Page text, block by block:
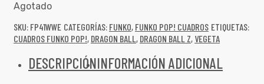
Agotado
SKU: FP41WWE CATEGORÍAS: FUNKO, FUNKO POP! CUADROS ETIQUETAS:
CUADROS FUNKO POP!, DRAGON BALL, DRAGON BALL Z, VEGETA
DESCRIPCIÓNINFORMACIÓN ADICIONAL